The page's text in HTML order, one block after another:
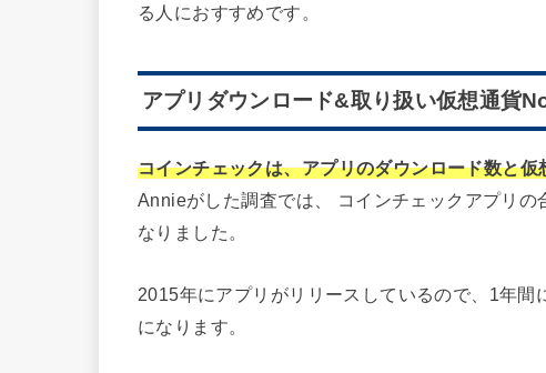
る人におすすめです。
アプリダウンロード&取り扱い仮想通貨
コインチェックは、アプリのダウンロード数と
Annieがした調査では、 コインチェックアプリ
なりました。
2015年にアプリがリリースしているので、1年
になります。